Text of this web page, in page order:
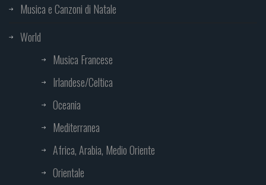
Musica e Canzoni di Natale
World
Musica Francese
Irlandese/Celtica
Oceania
Mediterranea
Africa, Arabia, Medio Oriente
Orientale